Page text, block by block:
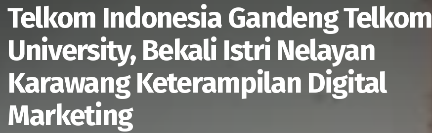
Telkom Indonesia Gandeng Telkom
University, Bekali Istri Nelayan
Karawang Keterampilan Digital
Marketing